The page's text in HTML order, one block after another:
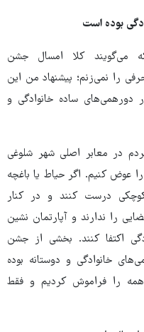
بوده است
می‌گویند کلا امسال جشن
را نمی‌زنم؛ پیشنهاد من این
ساده خانوادگی و
در معابر اصلی شهر شلوغی
عوض کنیم. اگر حیاط یا باغچه
درست کنند و در کنار
را ندارند و آپارتمان نشین
اکتفا کنند. بخشی از جشن
خانوادگی و دوستانه بوده
را فراموش کردیم و فقط